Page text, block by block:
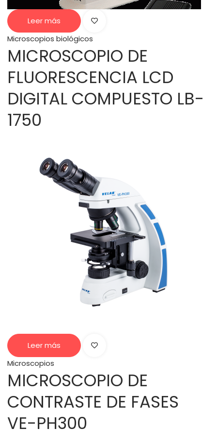
Leer más
Microscopios biológicos
MICROSCOPIO DE
FLUORESCENCIA LCD
DIGITAL COMPUESTO LB-
1750
Leer más
Microscopios
MICROSCOPIO DE
CONTRASTE DE FASES
VE-PH300